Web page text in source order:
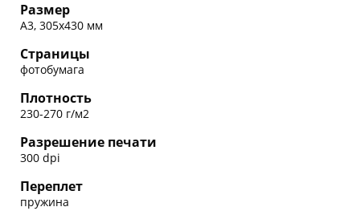
Размер
А3, 305х430 мм
Страницы
фотобумага
Плотность
230-270 г/м2
Разрешение печати
300 dpi
Переплет
пружина